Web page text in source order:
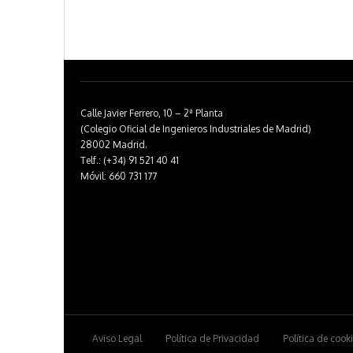
Calle Javier Ferrero, 10 – 2ª Planta
(Colegio Oficial de Ingenieros Industriales de Madrid)
28002 Madrid.
Telf.: (+34) 91 521 40 41
Móvil: 660 731 177
Aviso Legal Política de Privacidad Política de